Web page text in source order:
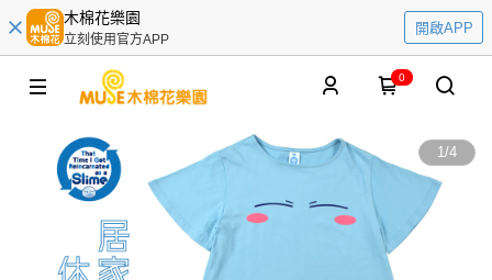
木棉花樂園
立刻使用官方APP
開啟APP
0
1/4